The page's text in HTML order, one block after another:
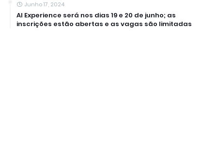
Junho 17, 2024
AI Experience será nos dias 19 e 20 de junho; as
inscrições estão abertas e as vagas são limitadas